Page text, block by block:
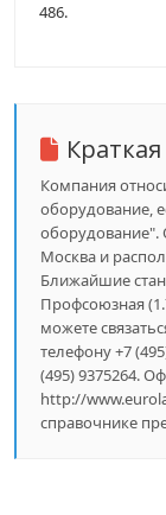
486.
Компания
оборудование,
оборудование".
Москва и
Ближайшие
Профсоюзная
можете
телефону +7
(495) 9375264.
http://
справочнике